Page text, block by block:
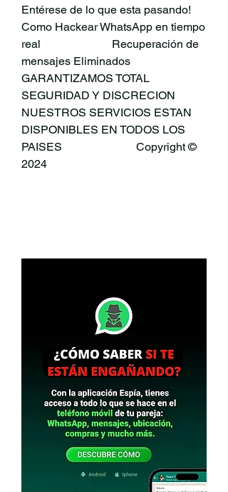
Entérese de lo que esta pasando!
Como Hackear WhatsApp en tiempo
real                         Recuperación de
mensajes Eliminados
GARANTIZAMOS TOTAL
SEGURIDAD Y DISCRECION
NUESTROS SERVICIOS ESTAN
DISPONIBLES EN TODOS LOS
PAISES                          Copyright ©
2024